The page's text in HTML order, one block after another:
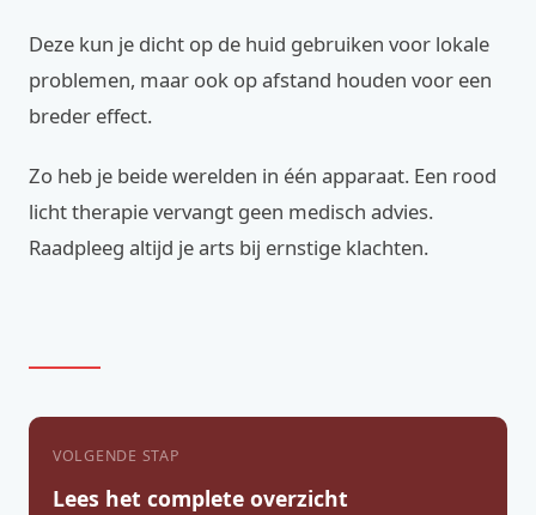
Deze kun je dicht op de huid gebruiken voor lokale
problemen, maar ook op afstand houden voor een
breder effect.
Zo heb je beide werelden in één apparaat. Een rood
licht therapie vervangt geen medisch advies.
Raadpleeg altijd je arts bij ernstige klachten.
VOLGENDE STAP
Lees het complete overzicht